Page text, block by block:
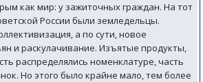
как мир: у зажиточных граждан. На тот
России были земледельцы.
а по сути, новое
и раскулачивание. Изъятые продукты,
распределялись номенклатуре, часть
Но этого было крайне мало, тем более